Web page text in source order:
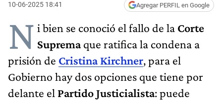
10-06-2025 18:41 Agregar PERFIL en Google
N i bien se conoció el fallo de la Corte
Supremaque ratifica la condena a
prisión de Cristina Kirchner, para el
Gobierno hay dos opciones que tiene por
delante el Partido Justicialista: puede